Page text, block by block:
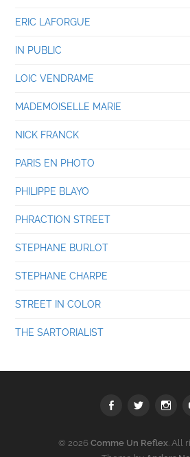
ERIC LAFORGUE
IN PUBLIC
LOIC VENDRAME
MADEMOISELLE MARIE
NICK FRANCK
PARIS EN PHOTO
PHILIPPE BLAYO
PHRACTION STREET
STEPHANE BURLOT
STEPHANE CHARPE
STREET IN COLOR
THE SARTORIALIST
FacebookTwitter
© 2026 Comme Un Reflex. All